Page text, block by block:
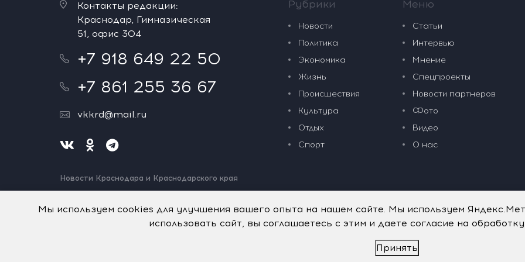
Контакты редакции:
Краснодар, Гимназическая
51, офис 304
+7 918 649 22 50
+7 861 255 36 67
vkkrd@mail.ru
Новости Краснодара и Краснодарского края
Нашли ошибку? Выделите и нажмите Ctrl+Enter.
Рубрики
Новости
Политика
Экономика
Жизнь
Происшествия
Культура
Отдых
Спорт
Меню
Статьи
Интервью
Мнение
Спецпроекты
Новости партнеров
Фото
Видео
О нас
Политика обработки персональных данных
© Авторское право на систему визуализации содержимого портала vkpress.ru, а также на исходные данные, включая
Мы используем cookies для улучшения вашего опыта на нашем сайте. Мы используем
использовать сайт, вы соглашаетесь с этим и даете согласие на
Принять